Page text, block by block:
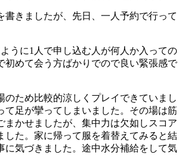
書きましたが、先日、一人予約で行って
うに1人で申し込む人が何人か入っての
初めて会う方ばかりでので良い緊張感で
のため比較的涼しくプレイできていまし
て足が攣ってしまいました。その場は筋
まかせましたが、集中力は欠如しスコア
した。家に帰って服を着替えてみると結
に気づきました。途中水分補給をして気